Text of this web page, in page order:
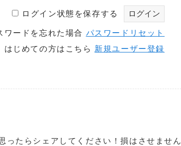
ログイン状態を保存する
ワードを忘れた場合 パスワードリセット
はじめての方はこちら 新規ユーザー登録
ったらシェアしてください！損はさせません